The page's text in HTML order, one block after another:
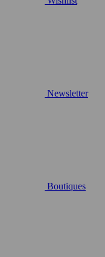
Newsletter
Boutiques